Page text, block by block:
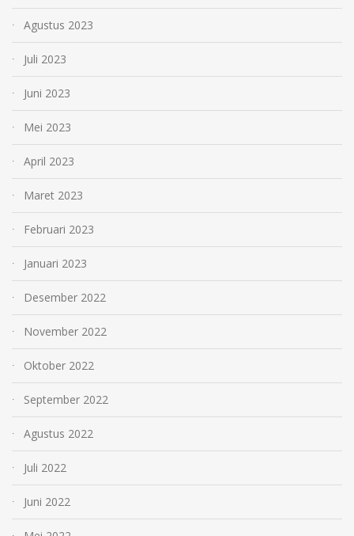
Agustus 2023
Juli 2023
Juni 2023
Mei 2023
April 2023
Maret 2023
Februari 2023
Januari 2023
Desember 2022
November 2022
Oktober 2022
September 2022
Agustus 2022
Juli 2022
Juni 2022